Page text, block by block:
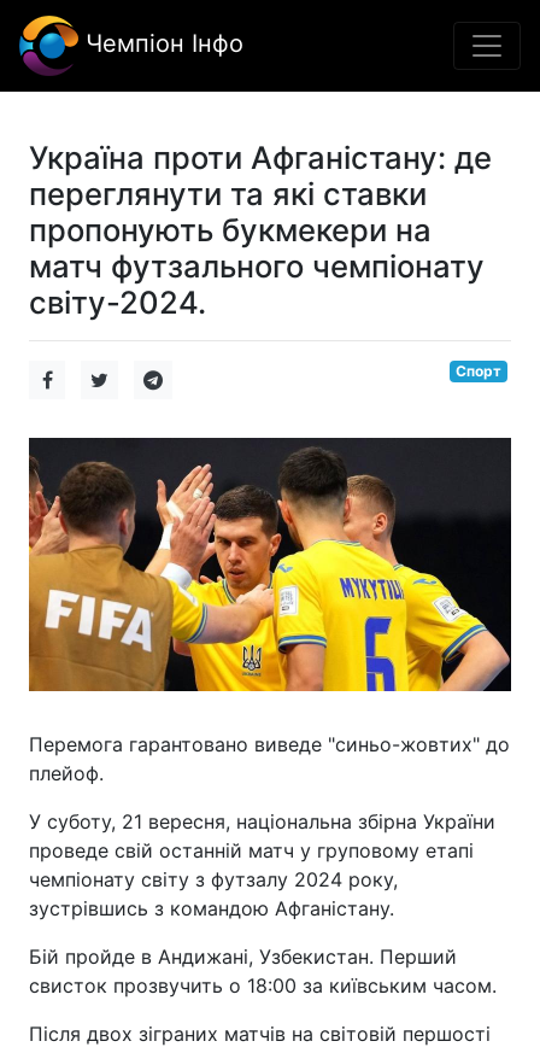
Чемпіон Інфо
Україна проти Афганістану: де
переглянути та які ставки
пропонують букмекери на
матч футзального чемпіонату
світу-2024.
Спорт
Перемога гарантовано виведе "синьо-жовтих" до
плейоф.
У суботу, 21 вересня, національна збірна України
проведе свій останній матч у груповому етапі
чемпіонату світу з футзалу 2024 року,
зустрівшись з командою Афганістану.
Бій пройде в Андижані, Узбекистан. Перший
свисток прозвучить о 18:00 за київським часом.
Після двох зіграних матчів на світовій першості